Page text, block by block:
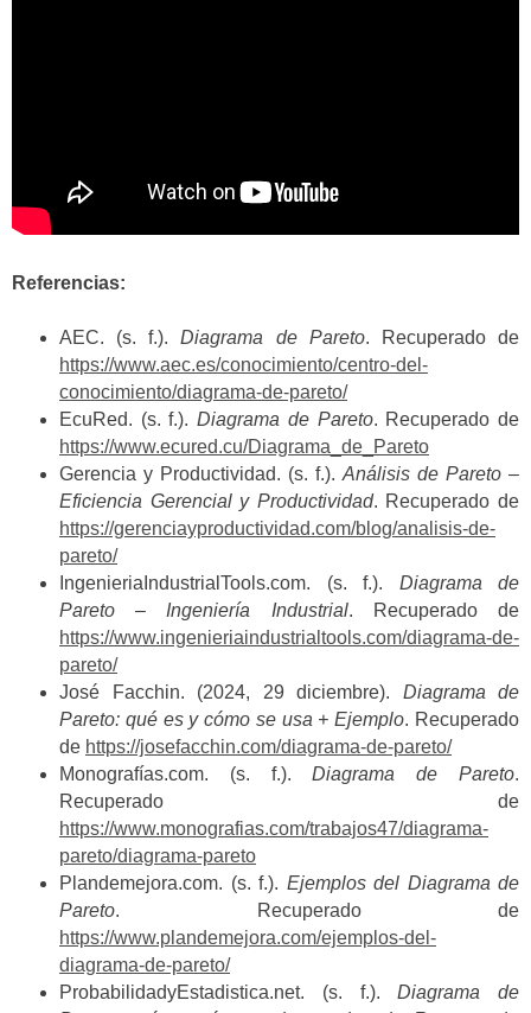
Referencias:
AEC. (s. f.).Diagrama de Pareto. Recuperado de
https://www.aec.es/conocimiento/centro-del-
conocimiento/diagrama-de-pareto/
EcuRed. (s. f.).Diagrama de Pareto. Recuperado de
https://www.ecured.cu/Diagrama_de_Pareto
Gerencia y Productividad. (s. f.). Análisis de Pareto –
Eficiencia Gerencial y Productividad. Recuperado de
https://gerenciayproductividad.com/blog/analisis-de-
pareto/
IngenieriaIndustrialTools.com. (s. f.). Diagrama de
Pareto – Ingeniería Industrial. Recuperado de
https://www.ingenieriaindustrialtools.com/diagrama-de-
pareto/
José Facchin. (2024, 29 diciembre). Diagrama de
Pareto: qué es y cómo se usa + Ejemplo. Recuperado
de https://josefacchin.com/diagrama-de-pareto/
Monografías.com. (s. f.).Diagrama de Pareto.
Recuperado de
https://www.monografias.com/trabajos47/diagrama-
pareto/diagrama-pareto
Plandemejora.com. (s. f.). Ejemplos del Diagrama de
Pareto. Recuperado de
https://www.plandemejora.com/ejemplos-del-
diagrama-de-pareto/
ProbabilidadyEstadistica.net. (s. f.).Diagrama de